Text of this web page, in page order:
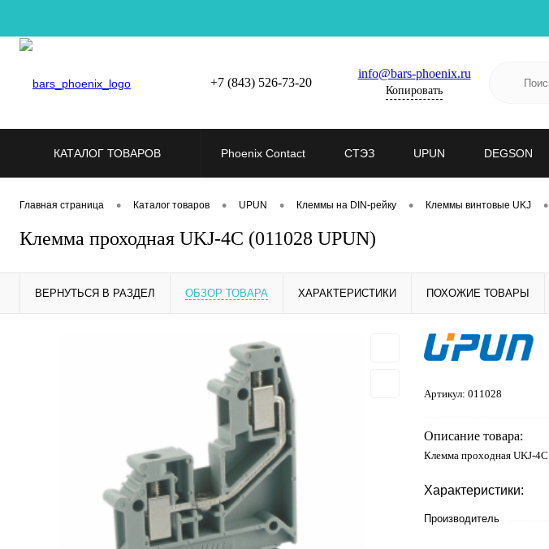
+7 (843) 526-73-20
info@bars-phoenix.ru
Копировать
КАТАЛОГ ТОВАРОВ Phoenix Contact СТЭЗ UPUN DEGSON
Главная страница • Каталог товаров • UPUN • Клеммы на DIN-рейку • Клеммы винтовые UKJ •
Клемма проходная UKJ-4C (011028 UPUN)
ВЕРНУТЬСЯ В РАЗДЕЛ ОБЗОР ТОВАРА ХАРАКТЕРИСТИКИ ПОХОЖИЕ ТОВАРЫ
Артикул: 011028
Описание товара:
Клемма проходная UKJ-4C
Характеристики:
Производитель